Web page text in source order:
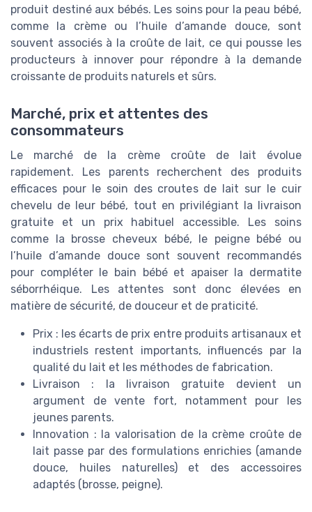
produit destiné aux bébés. Les soins pour la peau bébé,
comme la crème ou l’huile d’amande douce, sont
souvent associés à la croûte de lait, ce qui pousse les
producteurs à innover pour répondre à la demande
croissante de produits naturels et sûrs.
Marché, prix et attentes des
consommateurs
Le marché de la crème croûte de lait évolue
rapidement. Les parents recherchent des produits
efficaces pour le soin des croutes de lait sur le cuir
chevelu de leur bébé, tout en privilégiant la livraison
gratuite et un prix habituel accessible. Les soins
comme la brosse cheveux bébé, le peigne bébé ou
l’huile d’amande douce sont souvent recommandés
pour compléter le bain bébé et apaiser la dermatite
séborrhéique. Les attentes sont donc élevées en
matière de sécurité, de douceur et de praticité.
Prix : les écarts de prix entre produits artisanaux et
industriels restent importants, influencés par la
qualité du lait et les méthodes de fabrication.
Livraison : la livraison gratuite devient un
argument de vente fort, notamment pour les
jeunes parents.
Innovation : la valorisation de la crème croûte de
lait passe par des formulations enrichies (amande
douce, huiles naturelles) et des accessoires
adaptés (brosse, peigne).